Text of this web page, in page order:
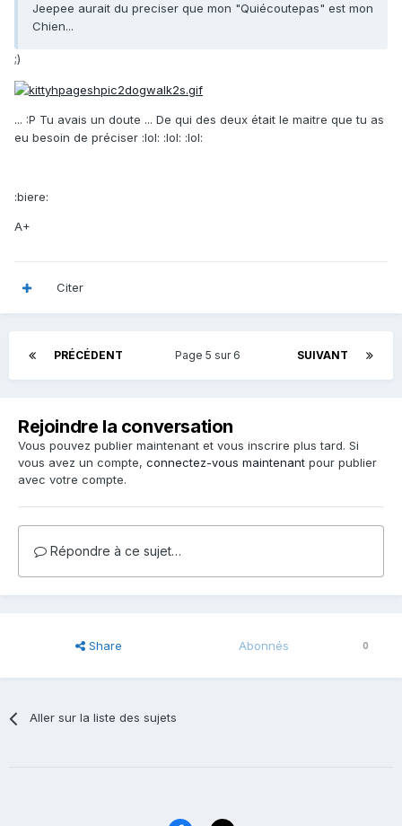
Jeepee aurait du preciser que mon "Quiécoutepas" est mon
Chien...
;)
... :P Tu avais un doute ... De qui des deux était le maitre que tu as
eu besoin de préciser :lol: :lol: :lol:
:biere:
A+
Citer
PRÉCÉDENT SUIVANT
Page 5 sur 6
Rejoindre la conversation
Vous pouvez publier maintenant et vous inscrire plus tard. Si
vous avez un compte, connectez-vous maintenant pour publier
avec votre compte.
Répondre à ce sujet…
Share Abonnés 0
Aller sur la liste des sujets